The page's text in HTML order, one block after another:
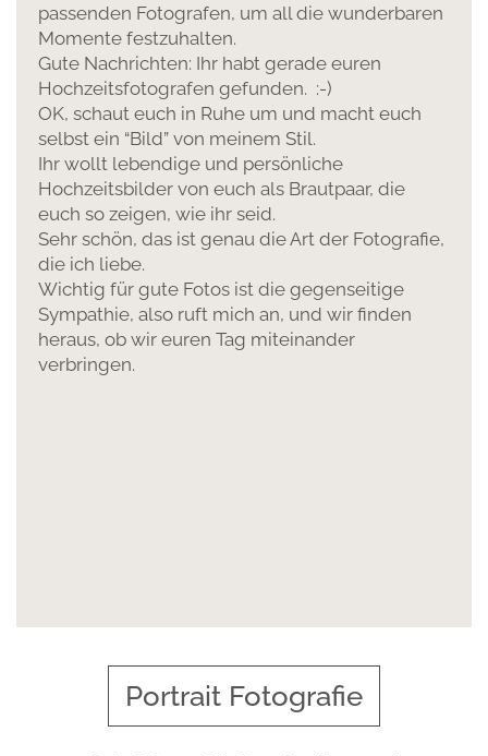
passenden Fotografen, um all die wunderbaren
Momente festzuhalten.
Gute Nachrichten: Ihr habt gerade euren
Hochzeitsfotografen gefunden. :-)
OK, schaut euch in Ruhe um und macht euch
selbst ein “Bild” von meinem Stil.
Ihr wollt lebendige und persönliche
Hochzeitsbilder von euch als Brautpaar, die
euch so zeigen, wie ihr seid.
Sehr schön, das ist genau die Art der Fotografie,
die ich liebe.
Wichtig für gute Fotos ist die gegenseitige
Sympathie, also ruft mich an, und wir finden
heraus, ob wir euren Tag miteinander
verbringen.
Portrait Fotografie